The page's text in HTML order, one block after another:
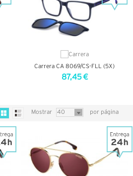
Carrera CA 8069/CS-FLL (5X)
87,45 €
Mostrar 40 por página